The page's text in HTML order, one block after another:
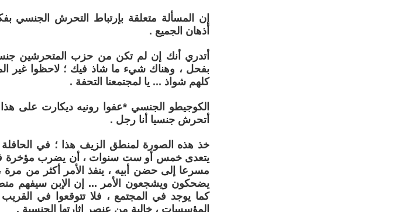
إن المسألة متعلقة بإرتباط التحرش الجنسي
أذهان الجميع .
أتدري أنك إن لم تكن من حزب المتحرشين
بفحل ، وهناك شيء ما شاذ فيك ؛ لاحظوا غير
كلهم شواذ ... يا لمجتمعنا التحفة .
الكوجيطو الجنسي *عفوا رونيه ديكارت على
أتحرش جنسيا أنا رجل .
خذ هذه الصورة لمنطق الزيف هذا ؛ في الحافلة
يتعدى خمس أو ست سنوات ، أن يضرب مؤخرة فتاة
مسرعا إلى حضن أبيه ، ينفذ الأمر أكثر من
يضحكون ويشجعون الأمر ... إن الإبن سيفهم
كما يوجد في المجتمع ، فلا تتوقعوا في
المؤسسات ، خالية من عنصر إثارتها الجنسية .